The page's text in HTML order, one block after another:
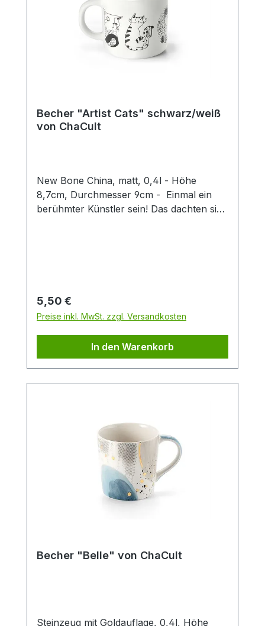
Becher "Artist Cats" schwarz/weiß
von ChaCult
New Bone China, matt, 0,4l - Höhe
8,7cm, Durchmesser 9cm - Einmal ein
berühmter Künstler sein! Das dachten sich
charmant mit verspielten Katzenfiguren
verbindet. Ideal für Kunstliebhaber,
Katzenfreunde oder als originelles
Geschenk. Die dezente schwarz-weiß
Optik des Designs, in feiner
Strichzeichnung, hält sich hierbei durch
Platz um ihre Strahlkraft zu entfalten. Der
Becher verfügt über eine mittlere
Füllmenge von 0,4 l und ist somit der
ideale Allrounder für den Genuss diverser
Heißgetränke. Die Artikelform erinnert an
einen Emaillebecher und unterstreicht
durch dieses nostalgische Stilelement im
SpülmaschinengeeignetMikrowellenfest
Regulärer Preis:
5,50 €
Preise inkl. MwSt. zzgl. Versandkosten
In den Warenkorb
Becher "Belle" von ChaCult
Steinzeug mit Goldauflage, 0,4l, Höhe